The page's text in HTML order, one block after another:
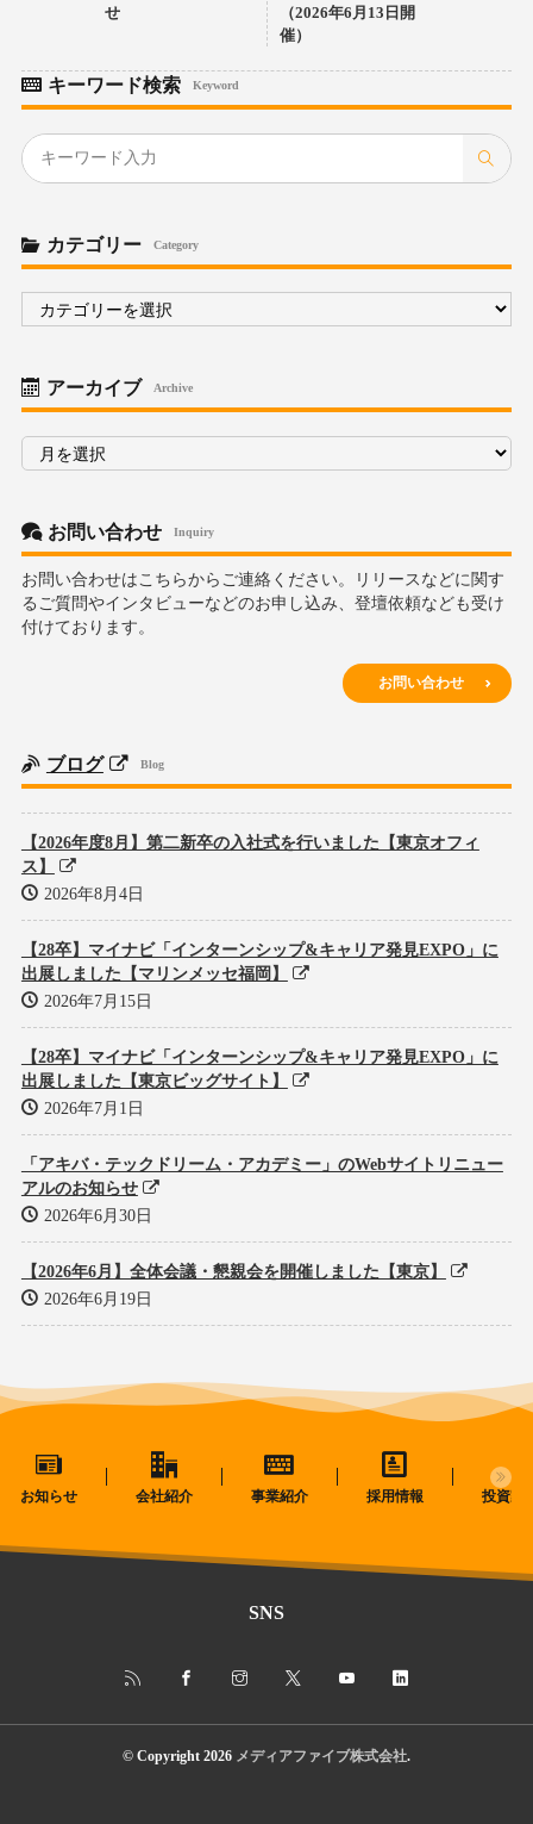
せ
（2026年6月13日開
催）
キーワード検索 Keyword
カテゴリー Category
カ
ゴ
アーカイブ Archive
ア
カ
お問い合わせ Inquiry
お問い合わせはこちらからご連絡ください。リリースなどに関す
るご質問やインタビューなどのお申し込み、登壇依頼なども受け
付けております。
お問い合わせ
ブログ Blog
【2026年度8月】第二新卒の入社式を行いました【東京オフィ
ス】
2026年8月4日
【28卒】マイナビ「インターンシップ&キャリア発見EXPO」に
出展しました【マリンメッセ福岡】
2026年7月15日
【28卒】マイナビ「インターンシップ&キャリア発見EXPO」に
出展しました【東京ビッグサイト】
2026年7月1日
「アキバ・テックドリーム・アカデミー」のWebサイトリニュー
アルのお知らせ
2026年6月30日
【2026年6月】全体会議・懇親会を開催しました【東京】
2026年6月19日
お知らせ 会社紹介 事業紹介 採用情報 投資家
SNS
© Copyright 2026 メディアファイブ株式会社.